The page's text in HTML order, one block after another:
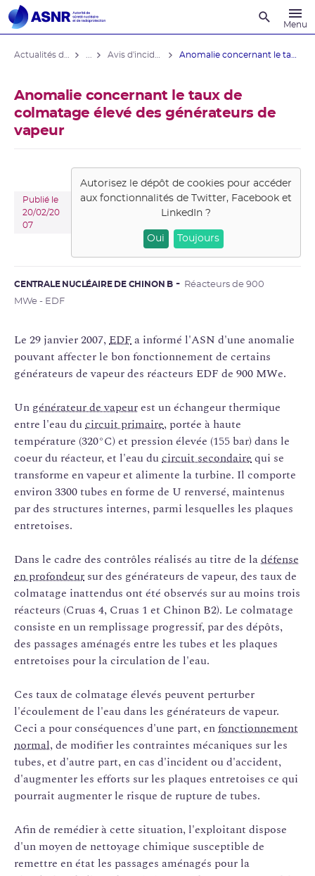
Menu
Anomalie concernant le taux de
colmatage élevé des générateurs de
vapeur
Publié le
20/02/20
07
Autorisez le dépôt de cookies pour accéder
aux fonctionnalités de Twitter, Facebook et
LinkedIn?
Oui Toujours
CENTRALE NUCLÉAIRE DE CHINON B
Réacteurs de 900
MWe - EDF
Le 29 janvier 2007, EDFa informé l'ASN d'une anomalie
pouvant affecter le bon fonctionnement de certains
générateurs de vapeur des réacteurs EDF de 900 MWe.
Un générateur de vapeurest un échangeur thermique
entre l'eau ducircuit primaire, portée à haute
température (320°C) et pression élevée (155 bar) dans le
coeur du réacteur, et l'eau ducircuit secondairequi se
transforme en vapeur et alimente la turbine. Il comporte
environ 3300 tubes en forme de U renversé, maintenus
par des structures internes, parmi lesquelles les plaques
entretoises.
Dans le cadre des contrôles réalisés au titre de ladéfense
en profondeur sur des générateurs de vapeur, des taux de
colmatage inattendus ont été observés sur au moins trois
réacteurs (Cruas 4, Cruas 1 et Chinon B2). Le colmatage
consiste en un remplissage progressif, par des dépôts,
des passages aménagés entre les tubes et les plaques
entretoises pour la circulation de l'eau.
Ces taux de colmatage élevés peuvent perturber
l'écoulement de l'eau dans les générateurs de vapeur.
Ceci a pour conséquences d'une part, enfonctionnement
normal, de modifier les contraintes mécaniques sur les
tubes, et d'autre part, en cas d'incident ou d'accident,
d'augmenter les efforts sur les plaques entretoises ce qui
pourrait augmenter le risque de rupture de tubes.
Afin de remédier à cette situation, l'exploitant dispose
d'un moyen de nettoyage chimique susceptible de
remettre en état les passages aménagés pour la